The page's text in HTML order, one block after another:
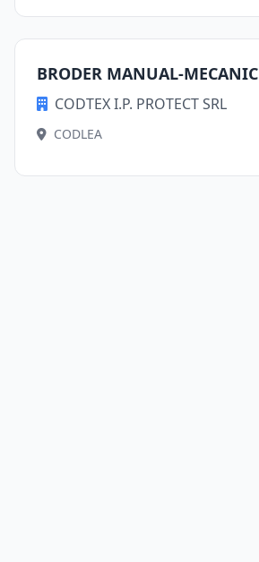
BRODER MANUAL-MECANIC
CODTEX I.P. PROTECT SRL
CODLEA